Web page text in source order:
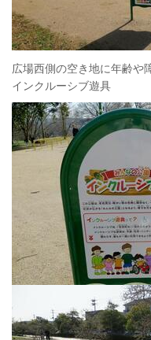
広場西側の空き地に年齢や
インクルーシブ遊具